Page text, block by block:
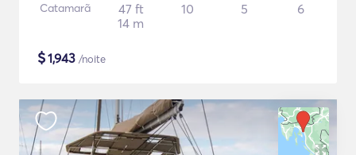
Catamarã
47 ft
14 m
10 5 6
$1,943 /noite